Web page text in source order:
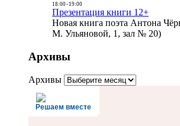
18:00- 19:00
Презентация книги 12+
Новая книга поэта Антона
М. Ульяновой, 1, зал № 20)
Архивы
Архивы
Решаем вместе